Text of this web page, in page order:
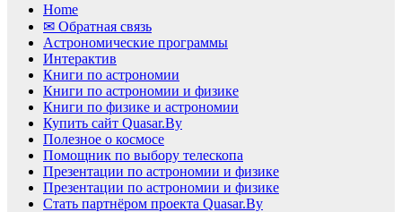
Home
✉ Обратная связь
Астрономические программы
Интерактив
Книги по астрономии
Книги по астрономии и физике
Книги по физике и астрономии
Купить сайт Quasar.By
Полезное о космосе
Помощник по выбору телескопа
Презентации по астрономии и физике
Презентации по астрономии и физике
Стать партнёром проекта Quasar.By